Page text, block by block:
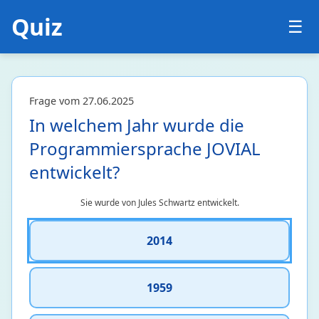
Quiz ☰
Medizin 24
Humanmedizin
Medizinische Forschung
Pharmazie
Zahnmedizin
Philosophie 72
Mittelalterliche Philosophie 6 • 19%
Frage vom 27.06.2025
In welchem Jahr wurde die
Programmiersprache JOVIAL
entwickelt?
Sie wurde von Jules Schwartz entwickelt.
2014
1959